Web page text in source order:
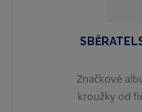
Značkové
kroužky od